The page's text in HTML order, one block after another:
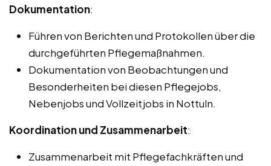
Dokumentation:
Führen von Berichten und Protokollen über die
durchgeführten Pflegemaßnahmen.
Dokumentation von Beobachtungen und
Besonderheiten bei diesen Pflegejobs,
Nebenjobs und Vollzeitjobs in Nottuln.
Koordination und Zusammenarbeit:
Zusammenarbeit mit Pflegefachkräften und